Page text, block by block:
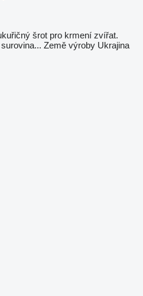
šrot pro krmení zvířat.
Země výroby Ukrajina